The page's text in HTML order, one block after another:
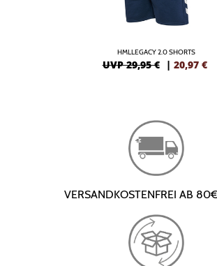
HMLLEGACY 2.0 SHORTS
UVP 29,95 € | 20,97 €
VERSANDKOSTENFREI AB